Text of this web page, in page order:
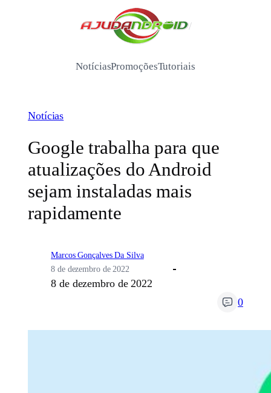
/
NotíciasPromoçõesTutoriais
Notícias
Google trabalha para que
atualizações do Android
sejam instaladas mais
rapidamente
Marcos Gonçalves Da Silva
8 de dezembro de 2022
8 de dezembro de 2022
0